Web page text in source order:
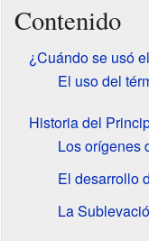
Contenido
¿Cuándo se usó
El uso del
Historia del
Los orígenes
El desarrollo
La